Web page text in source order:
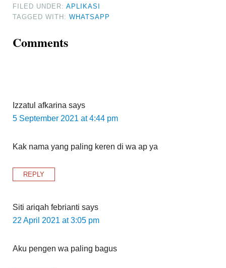
FILED UNDER:APLIKASI
TAGGED WITH:WHATSAPP
Reader
Comments
Izzatul afkarina says
5 September 2021 at 4:44 pm
Kak nama yang paling keren di wa ap ya
REPLY
Siti ariqah febrianti says
22 April 2021 at 3:05 pm
Aku pengen wa paling bagus